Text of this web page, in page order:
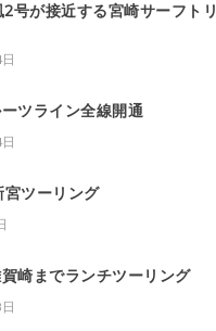
号が接近する宮崎サーフトリ
ツライン全線開通
ツーリング
崎までランチツーリング